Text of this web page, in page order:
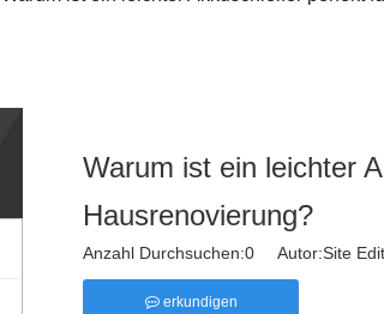
Warum ist ein leichter
Hausrenovierung?
Anzahl Durchsuchen:0 Autor:Site
erkundigen